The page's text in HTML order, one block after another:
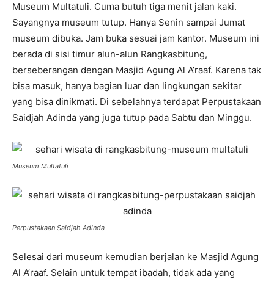
Museum Multatuli. Cuma butuh tiga menit jalan kaki.
Sayangnya museum tutup. Hanya Senin sampai Jumat
museum dibuka. Jam buka sesuai jam kantor. Museum ini
berada di sisi timur alun-alun Rangkasbitung,
berseberangan dengan Masjid Agung Al A’raaf. Karena tak
bisa masuk, hanya bagian luar dan lingkungan sekitar
yang bisa dinikmati. Di sebelahnya terdapat Perpustakaan
Saidjah Adinda yang juga tutup pada Sabtu dan Minggu.
Museum Multatuli
Perpustakaan Saidjah Adinda
Selesai dari museum kemudian berjalan ke Masjid Agung
Al A’raaf. Selain untuk tempat ibadah, tidak ada yang